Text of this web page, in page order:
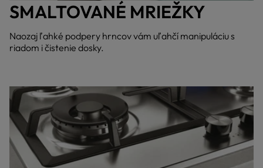
SMALTOVANÉ MRIEŽKY
Naozaj ľahké podpery hrncov vám uľahčí manipuláciu s
riadom i čistenie dosky.